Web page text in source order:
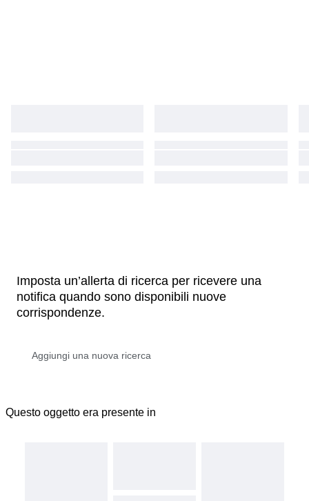
Imposta un’allerta di ricerca per ricevere una
notifica quando sono disponibili nuove
corrispondenze.
Questo oggetto era presente in